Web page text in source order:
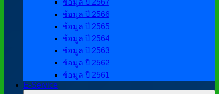
ข้อมูล ปี 2567
ข้อมูล ปี 2566
ข้อมูล ปี 2565
ข้อมูล ปี 2564
ข้อมูล ปี 2563
ข้อมูล ปี 2562
ข้อมูล ปี 2561
E-Service